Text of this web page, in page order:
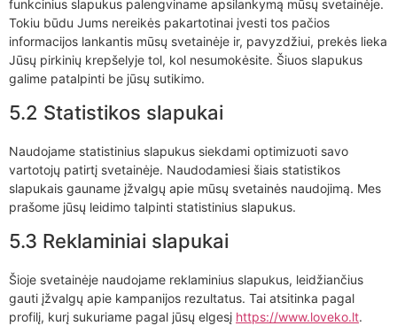
funkcinius slapukus palengviname apsilankymą mūsų svetainėje.
Tokiu būdu Jums nereikės pakartotinai įvesti tos pačios
informacijos lankantis mūsų svetainėje ir, pavyzdžiui, prekės lieka
Jūsų pirkinių krepšelyje tol, kol nesumokėsite. Šiuos slapukus
galime patalpinti be jūsų sutikimo.
5.2 Statistikos slapukai
Naudojame statistinius slapukus siekdami optimizuoti savo
vartotojų patirtį svetainėje. Naudodamiesi šiais statistikos
slapukais gauname įžvalgų apie mūsų svetainės naudojimą. Mes
prašome jūsų leidimo talpinti statistinius slapukus.
5.3 Reklaminiai slapukai
Šioje svetainėje naudojame reklaminius slapukus, leidžiančius
gauti įžvalgų apie kampanijos rezultatus. Tai atsitinka pagal
profilį, kurį sukuriame pagal jūsų elgesį https://www.loveko.lt.